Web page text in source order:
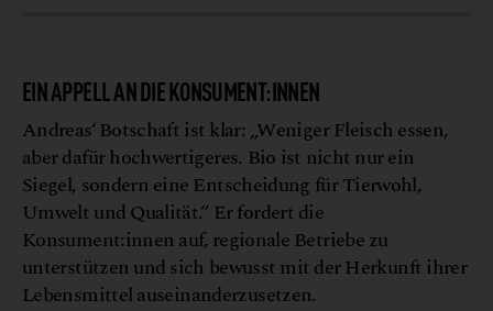
EIN APPELL AN DIE KONSUMENT:INNEN
Andreas‘ Botschaft ist klar: „Weniger Fleisch essen,
aber dafür hochwertigeres. Bio ist nicht nur ein
Siegel, sondern eine Entscheidung für Tierwohl,
Umwelt und Qualität.“ Er fordert die
Konsument:innen auf, regionale Betriebe zu
unterstützen und sich bewusst mit der Herkunft ihrer
Lebensmittel auseinanderzusetzen.